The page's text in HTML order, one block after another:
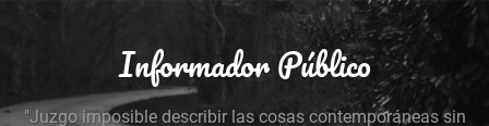
Informador Público
"Juzgo imposible describir las cosas contemporáneas sin